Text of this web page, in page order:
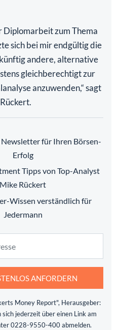
Diplomarbeit zum Thema
sich bei mir endgültig die
andere, alternative
gleichberechtigt zur
anzuwenden,“ sagt
für Ihren Börsen-
Erfolg
Tipps von Top-Analyst
Mike Rückert
Wissen verständlich für
Jedermann
ANFORDERN
Money Report", Herausgeber:
jederzeit über einen Link am
0228-9550-400 abmelden.